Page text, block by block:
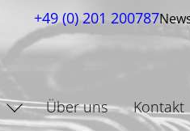
+49 (0) 201 200787
Über uns Kontakt